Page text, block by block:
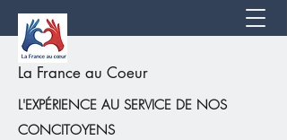
La France au Coeur
L'EXPÉRIENCE AU SERVICE DE NOS
CONCITOYENS